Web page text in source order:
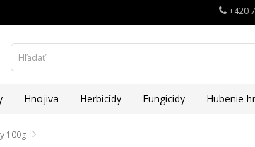
+420
Hnojiva Herbicídy Fungicídy Hubenie
100g